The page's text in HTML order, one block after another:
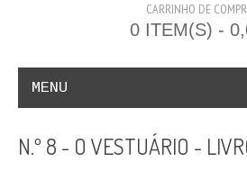
CARRINHO DE
0 ITEM(S) -
MENU
N.º 8 - O VESTUÁRIO -